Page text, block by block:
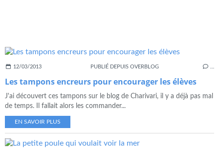
12/03/2013 PUBLIÉ DEPUIS OVERBLOG
Les tampons encreurs pour encourager les élèves
J'ai découvert ces tampons sur le blog de Charivari, il y a déjà pas mal
de temps. Il fallait alors les commander...
EN SAVOIR PLUS